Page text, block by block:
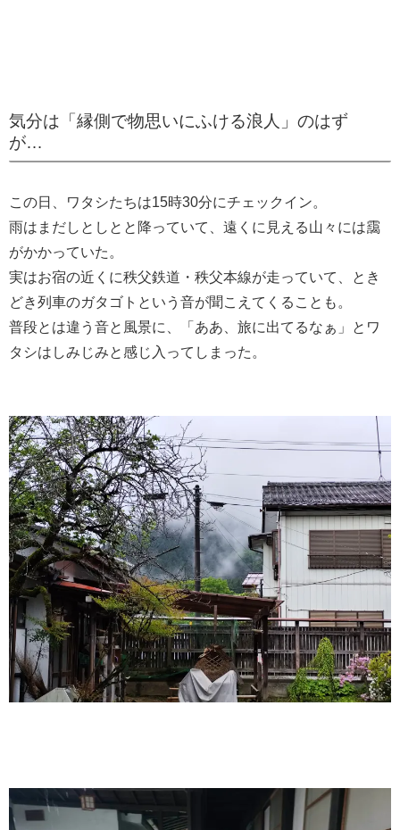
気分は「縁側で物思いにふける浪人」のはず
が…
この日、ワタシたちは15時30分にチェックイン。
雨はまだしとしとと降っていて、遠くに見える山々には靄
がかかっていた。
実はお宿の近くに秩父鉄道・秩父本線が走っていて、とき
どき列車のガタゴトという音が聞こえてくることも。
普段とは違う音と風景に、「ああ、旅に出てるなぁ」とワ
タシはしみじみと感じ入ってしまった。